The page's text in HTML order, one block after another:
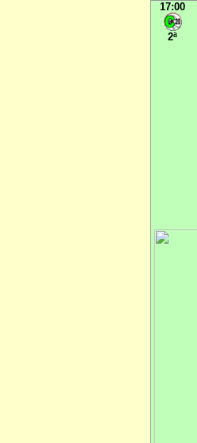
17:00
2ª